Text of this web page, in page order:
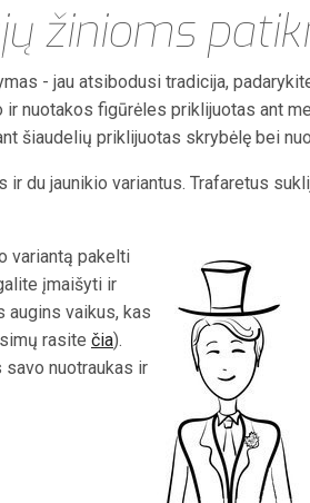
žinioms
- jau atsibodusi tradicija,
ir nuotakos figūrėles priklijuotas ant
šiaudelių priklijuotas skrybėlę bei
du jaunikio variantus. Trafaretus
variantą pakelti
įmaišyti ir
augins vaikus, kas
rasite čia).
nuotraukas ir